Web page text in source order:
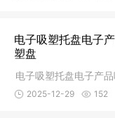
电子吸塑托盘电子
塑盘
电子吸塑托盘电子产
2025-12-29 152